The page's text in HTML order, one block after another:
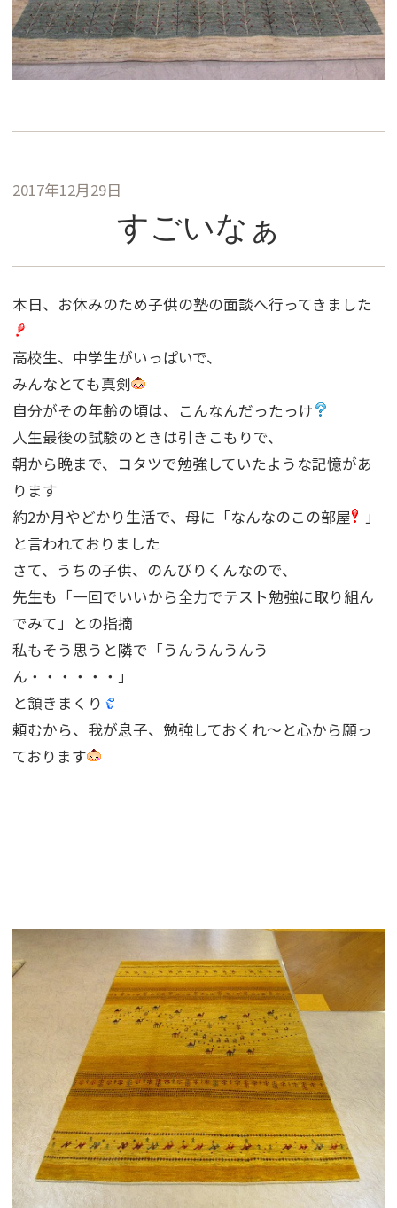
2017年12月29日
すごいなぁ
本日、お休みのため子供の塾の面談へ行ってきました
高校生、中学生がいっぱいで、
みんなとても真剣
自分がその年齢の頃は、こんなんだったっけ
人生最後の試験のときは引きこもりで、
朝から晩まで、コタツで勉強していたような記憶があ
ります
約2か月やどかり生活で、母に「なんなのこの部屋
」
と言われておりました
さて、うちの子供、のんびりくんなので、
先生も「一回でいいから全力でテスト勉強に取り組ん
でみて」との指摘
私もそう思うと隣で「うんうんうんう
ん・・・・・・」
と頷きまくり
頼むから、我が息子、勉強しておくれ〜と心から願っ
ております